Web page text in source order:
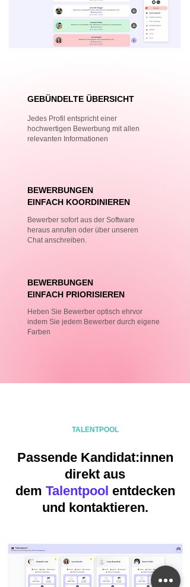
GEBÜNDELTE ÜBERSICHT
Jedes Profil entspricht einer
hochwertigen Bewerbung mit allen
relevanten Informationen
BEWERBUNGEN
EINFACH KOORDINIEREN
Bewerber sofort aus der Software
heraus anrufen oder über unseren
Chat anschreiben.
BEWERBUNGEN
EINFACH PRIORISIEREN
Heben Sie Bewerber optisch ehrvor
indem Sie jedem Bewerber durch eigene
Farben
TALENTPOOL
Passende Kandidat:innen
direkt aus
dem Talentpool entdecken
und kontaktieren.